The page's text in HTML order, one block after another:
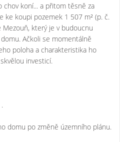
chov koní... a přitom těsně za
ke koupi pozemek 1 507 m² (p. č.
který je v budoucnu
Ačkoli se momentálně
poloha a charakteristika ho
investicí.
domu po změně územního plánu.